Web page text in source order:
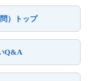
）トップ
Q&A